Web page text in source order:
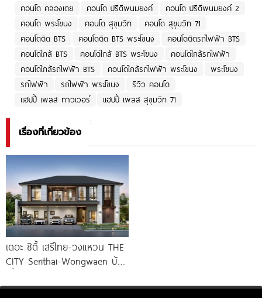
คอนโด คลองเตย
คอนโด ปรีดีพนมยงค์
คอนโด ปรีดีพนมยงค์ 2
คอนโด พระโขนง
คอนโด สุขุมวิท
คอนโด สุขุมวิท 71
คอนโดติด BTS
คอนโดติด BTS พระโขนง
คอนโดติดรถไฟฟ้า BTS
คอนโดใกล้ BTS
คอนโดใกล้ BTS พระโขนง
คอนโดใกล้รถไฟฟ้า
คอนโดใกล้รถไฟฟ้า BTS
คอนโดใกล้รถไฟฟ้า พระโขนง
พระโขนง
รถไฟฟ้า
รถไฟฟ้า พระโขนง
รีวิว คอนโด
แฮปปี้ เพลส ทาวเวอร์
แฮปปี้ เพลส สุขุมวิท 71
เรื่องที่เกี่ยวข้อง
เดอะ ซิตี้ เสรีไทย-วงแหวน THE
CITY Serithai-Wongwaen บ้าน